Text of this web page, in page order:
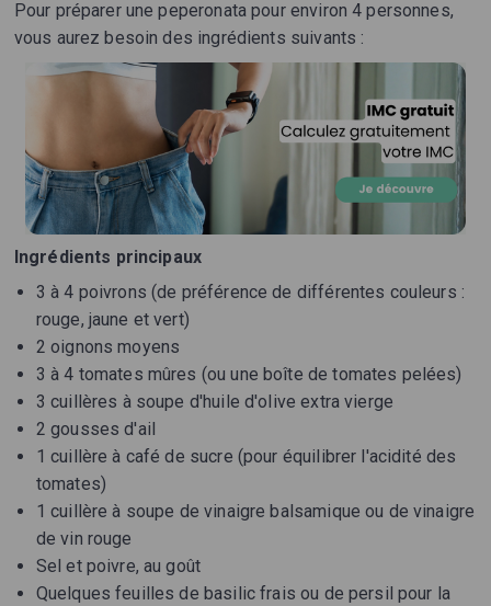
Pour préparer une peperonata pour environ 4 personnes,
vous aurez besoin des ingrédients suivants :
Ingrédients principaux
3 à 4 poivrons (de préférence de différentes couleurs :
rouge, jaune et vert)
2 oignons moyens
3 à 4 tomates mûres (ou une boîte de tomates pelées)
3 cuillères à soupe d'huile d'olive extra vierge
2 gousses d'ail
1 cuillère à café de sucre (pour équilibrer l'acidité des
tomates)
1 cuillère à soupe de vinaigre balsamique ou de vinaigre
de vin rouge
Sel et poivre, au goût
Quelques feuilles de basilic frais ou de persil pour la